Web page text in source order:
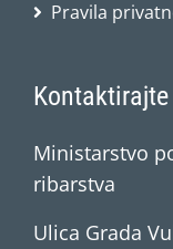
Pravila
Ministarstvo
ribarstva
Ulica Grada